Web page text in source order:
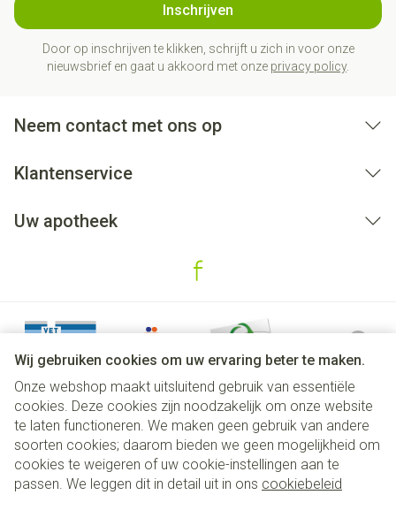
Wij gebruiken cookies om uw ervaring beter te maken.
Onze webshop maakt uitsluitend gebruik van essentiële
cookies. Deze cookies zijn noodzakelijk om onze website
te laten functioneren. We maken geen gebruik van andere
soorten cookies; daarom bieden we geen mogelijkheid om
cookies te weigeren of uw cookie-instellingen aan te
passen. We leggen dit in detail uit in ons cookiebeleid
Inschrijven
Door op inschrijven te klikken, schrijft u zich in voor onze
nieuwsbrief en gaat u akkoord met onze privacy policy.
Neem contact met ons op
Klantenservice
Uw apotheek
Juridische links